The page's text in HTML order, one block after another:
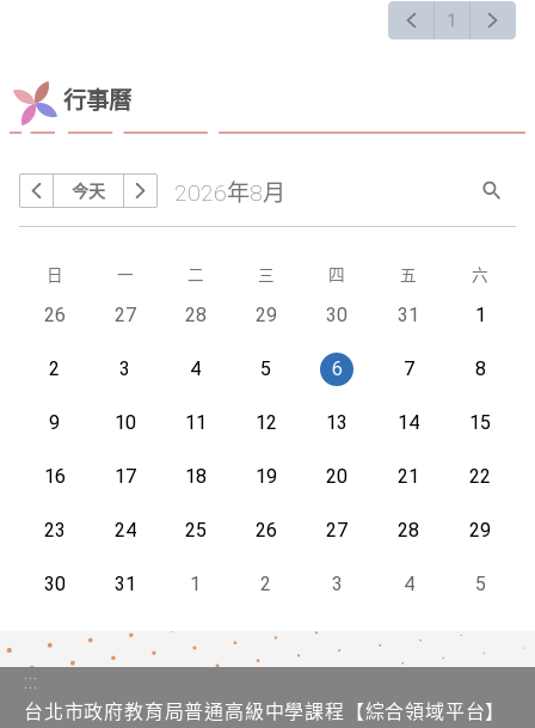
查
詢
1
行事曆
今天
2026年8月
星期
日 星期
一 星期
二 星期
三 星期
四 星期
五 星期
六
今天
26 今天
27 今天
28 今天
29 今天
30 今天
31 今天
1
今天
2 今天
3 今天
4 今天
5 今天
6 今天
7 今天
8
今天
9 今天
10 今天
11 今天
12 今天
13 今天
14 今天
15
今天
16 今天
17 今天
18 今天
19 今天
20 今天
21 今天
22
今天
23 今天
24 今天
25 今天
26 今天
27 今天
28 今天
29
今天
30 今天
31 今天
1 今天
2 今天
3 今天
4 今天
5
:::
台北市政府教育局普通高級中學課程​【​綜合領域平台】